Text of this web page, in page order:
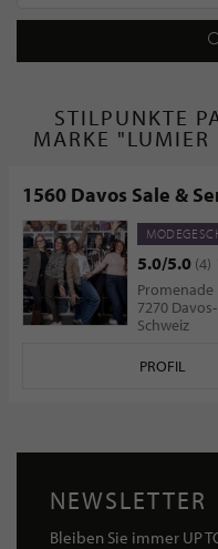
STILPUNKTE
MARKE "LUMIER
1560 Davos Sale &
5.0/5.0 (4)
Promenade
7270
Schweiz
PROFIL
NEWSLETTER
Bleiben Sie immer UP